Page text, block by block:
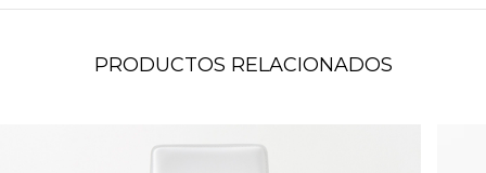
PRODUCTOS RELACIONADOS